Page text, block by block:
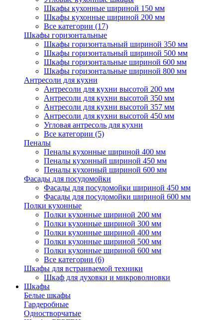
Шкафы кухонные шириной 150 мм
Шкафы кухонные шириной 200 мм
Все категории (17)
Шкафы горизонтальные
Шкафы горизонтальный шириной 350 мм
Шкафы горизонтальный шириной 500 мм
Шкафы горизонтальные шириной 600 мм
Шкафы горизонтальные шириной 800 мм
Антресоли для кухни
Антресоли для кухни высотой 200 мм
Антресоли для кухни высотой 350 мм
Антресоли для кухни высотой 357 мм
Антресоли для кухни высотой 450 мм
Угловая антресоль для кухни
Все категории (5)
Пеналы
Пеналы кухонные шириной 400 мм
Пеналы кухонный шириной 450 мм
Пеналы кухонный шириной 600 мм
Фасады для посудомойки
Фасады для посудомойки шириной 450 мм
Фасады для посудомойки шириной 600 мм
Полки кухонные
Полки кухонные шириной 200 мм
Полки кухонные шириной 300 мм
Полки кухонные шириной 400 мм
Полки кухонные шириной 500 мм
Полки кухонные шириной 600 мм
Все категории (6)
Шкафы для встраиваемой техники
Шкаф для духовки и микроволновки
Шкафы
Белые шкафы
Гардеробные
Одностворчатые